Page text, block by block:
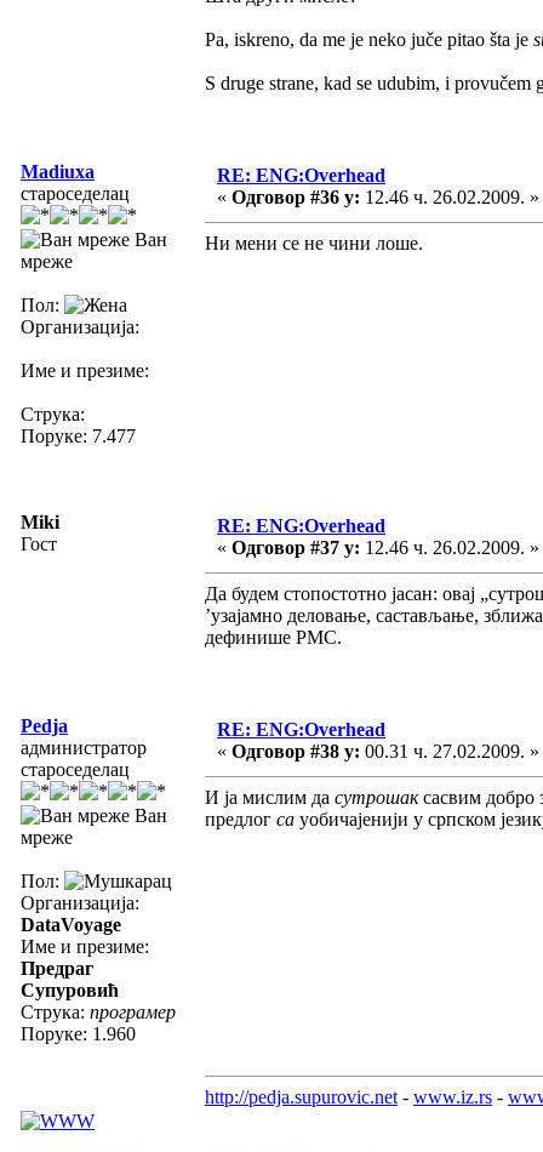
Pa, iskreno, da me je neko juče pitao šta je
S druge strane, kad se udubim, i
Madiuxa
староседелац
Ван
мреже
Пол:
Организација:
Име и презиме:
Струка:
Поруке: 7.477
RE: ENG:Overhead
« Одговор #36 у: 12.46 ч. 26.02.2009. »
Ни мени се не чини лоше.
Miki
Гост
RE: ENG:Overhead
« Одговор #37 у: 12.46 ч. 26.02.2009. »
Да будем стопостотно јасан: овај
’узајамно деловање, састављање,
дефинише РМС.
Pedja
администратор
староседелац
Ван
мреже
Пол:
Организација:
DataVoyage
Име и презиме:
Предраг
Супуровић
Струка: програмер
Поруке: 1.960
RE: ENG:Overhead
« Одговор #38 у: 00.31 ч. 27.02.2009. »
И ја мислим да сутрошаксасвим добро
предлог са уобичајенији у српском
http://pedja.supurovic.net - www.iz.rs -